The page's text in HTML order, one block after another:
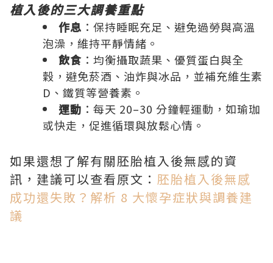
植入後的三大調養重點
作息 ：保持睡眠充足、避免過勞與高溫
泡澡，維持平靜情緒。
飲食 ：均衡攝取蔬果、優質蛋白與全
穀，避免菸酒、油炸與冰品，並補充維生素
D 、鐵質等營養素。
運動 ：每天 20–30 分鐘輕運動，如瑜珈
或快走，促進循環與放鬆心情。
如果還想了解有關胚胎植入後無感的資
訊，建議可以查看原文： 胚胎植入後無感
成功還失敗？解析 8 大懷孕症狀與調養建
議